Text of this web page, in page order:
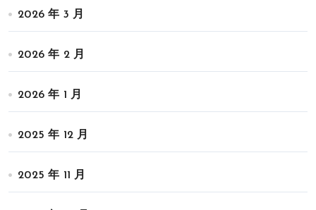
2026 年 3 月
2026 年 2 月
2026 年 1 月
2025 年 12 月
2025 年 11 月